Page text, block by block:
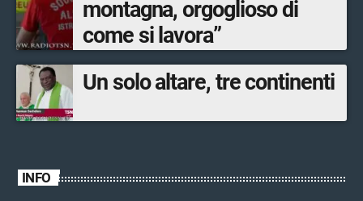
montagna, orgoglioso di
come si lavora”
Un solo altare, tre continenti
INFO